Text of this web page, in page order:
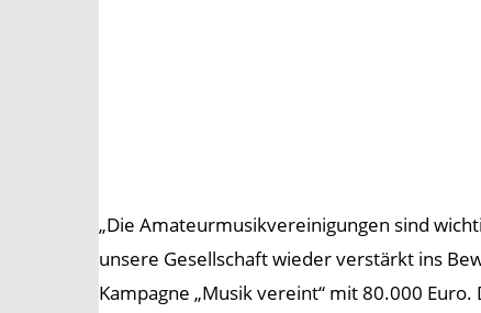
„Die Amateurmusikvereinigungen sind
unsere Gesellschaft wieder verstärkt ins
Kampagne „Musik vereint“ mit 80.000